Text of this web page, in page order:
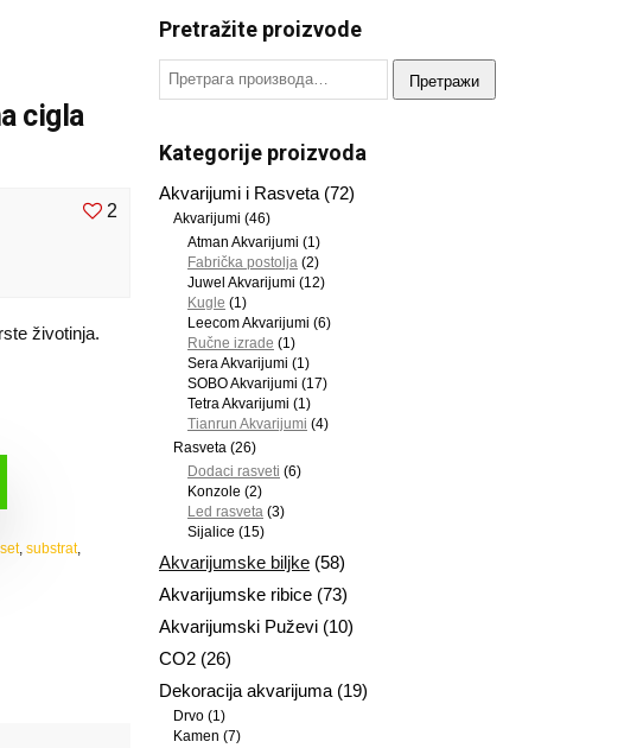
cigla
2
životinja.
, substrat,
Pretražite proizvode
Претражи
Kategorije proizvoda
Akvarijumi i Rasveta (72)
Akvarijumi (46)
Atman Akvarijumi (1)
Fabrička postolja (2)
Juwel Akvarijumi (12)
Kugle (1)
Leecom Akvarijumi (6)
Ručne izrade (1)
Sera Akvarijumi (1)
SOBO Akvarijumi (17)
Tetra Akvarijumi (1)
Tianrun Akvarijumi (4)
Rasveta (26)
Dodaci rasveti (6)
Konzole (2)
Led rasveta (3)
Sijalice (15)
Akvarijumske biljke (58)
Akvarijumske ribice (73)
Akvarijumski Puževi (10)
CO2 (26)
Dekoracija akvarijuma (19)
Drvo (1)
Kamen (7)